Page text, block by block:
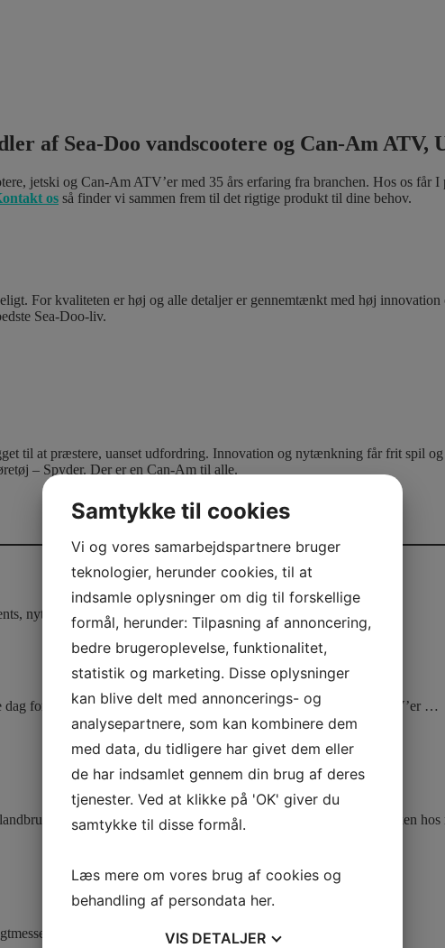
af Sea-Doo vandscootere og Can-Am ATV,
jetski og Can-Am ATV’er med 35 års erfaring fra branchen. Hos os får
os så finder vi sammen frem til det rigtige produkt til dine behov.
For kvaliteten er høj og alle detaljer er gennemtænkt med høj innovation
Sea-Doo-liv.
til at præstere, uanset udfordring. Innovation og nytænkning får frit spil
– Spyder. Der er en Can-Am til alle.
nyttig viden og de seneste nyheder, om Sea-Doo og Can-Am
for alle heste elskere Hvis du vil opleve Can-Am ATV’er og UTV’er …
Can-Am er de seneste år blevet en fast del af vognparken
er tilbage i april 2026. Can-Am er blevet en del af …
Samtykke til cookies
Vi og vores samarbejdspartnere bruger
teknologier, herunder cookies, til at
indsamle oplysninger om dig til forskellige
formål, herunder: Tilpasning af annoncering,
bedre brugeroplevelse, funktionalitet,
statistik og marketing. Disse oplysninger
kan blive delt med annoncerings- og
analysepartnere, som kan kombinere dem
med data, du tidligere har givet dem eller
de har indsamlet gennem din brug af deres
tjenester. Ved at klikke på 'OK' giver du
samtykke til disse formål.
Læs mere om vores brug af cookies og
behandling af persondata her.
VIS DETALJER